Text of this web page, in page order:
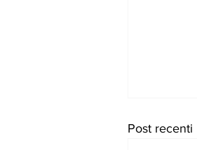
Post recenti